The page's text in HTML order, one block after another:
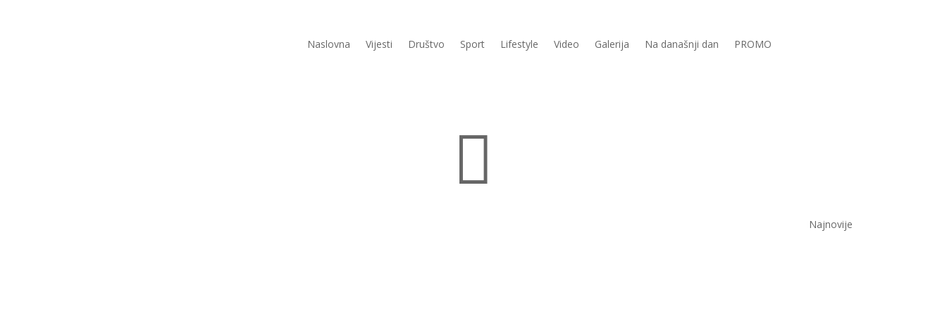
Naslovna Vijesti Društvo Sport Lifestyle Video Galerija Na današnji dan PROMO

Najnovije